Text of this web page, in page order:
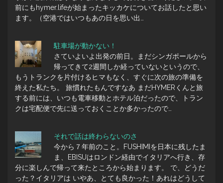
前にもhymer.lifeが始まったキッカケについてお話したと思い
ます。（空港ではいつもあの日を思い出…
駐車場が動かない！
さていよいよ出発の前日。まだシンガポールから
帰ってきて2週間しか経っていないというので、
もうトランクを片付けるヒマもなく、すぐに次の旅の準備を
終えた私たち。 旅慣れたもんですなあ まだHYMERくんと旅
する前には、いつも電車移動とホテル泊だったので、トラン
クは宅配便で先に送っておくことか多かったので…
それで話は終わらないのさ
今から７年前のこと。FUSHIMIを日本に残したま
ま、EBISUはロンドン経由でイタリアへ行き、存
分に楽しんで帰って来たところから始まります。 で、どうだ
った？イタリアは いやあ、とても良かった！あれはどうして